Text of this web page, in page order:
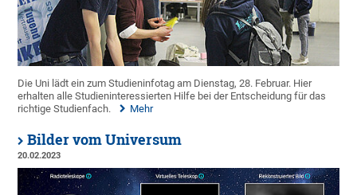
Die Uni lädt ein zum Studieninfotag am Dienstag, 28. Februar. Hier
erhalten alle Studieninteressierten Hilfe bei der Entscheidung für das
richtige Studienfach.
Mehr
Bilder vom Universum
20.02.2023